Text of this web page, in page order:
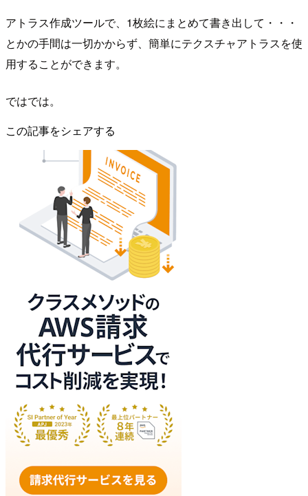
アトラス作成ツールで、1枚絵にまとめて書き出して・・・
とかの手間は一切かからず、簡単にテクスチャアトラスを使
用することができます。
ではでは。
この記事をシェアする